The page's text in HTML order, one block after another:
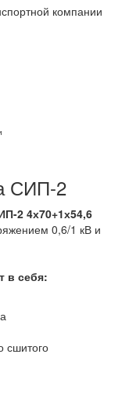
компании
СИП-2
2 4х70+1х54,6
0,6/1 кВ и
в себя:
сшитого